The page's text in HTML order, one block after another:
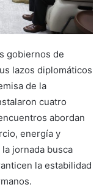
gobiernos de
lazos diplomáticos
de la
cuatro
abordan
energía y
jornada busca
la estabilidad